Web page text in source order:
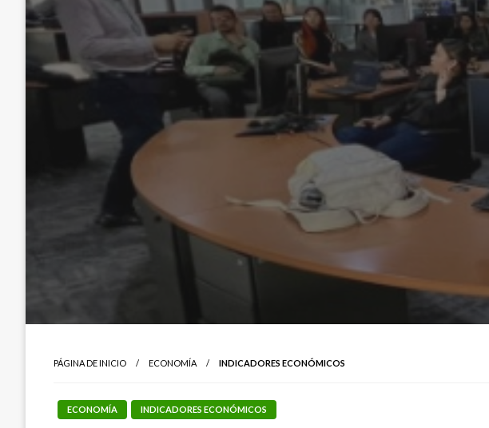
PÁGINA DE INICIO ECONOMÍA INDICADORES ECONÓMICOS
ECONOMÍA INDICADORES ECONÓMICOS